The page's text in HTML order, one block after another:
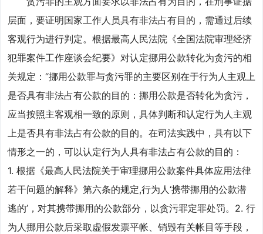
层面，要证明国家工作人员具有非法占有目的，需通过后续
客观行为进行判定。根据最高人民法院《全国法院审理经济
犯罪案件工作座谈会纪要》对认定挪用公款转化为贪污的相
关规定：“挪用公款罪与贪污罪的主要区别在于行为人主观上
是否具有非法占有公款的目的：挪用公款是否转化为贪污，
应当按照主客观相一致的原则，具体判断和认定行为人主观
上是否具有非法占有公款的目的。在司法实践中，具有以下
情形之一的，可以认定行为人具有非法占有公款的目的：
1. 根据《最高人民法院关于审理挪用公款案件具体应用法律
若干问题的解释》第六条的规定,行为人‘携带挪用的公款潜
逃的’，对其携带挪用的公款部分，以贪污罪定罪处罚。2. 行
为人挪用公款后采取虚假发票平帐、销毁有关帐目等手段，